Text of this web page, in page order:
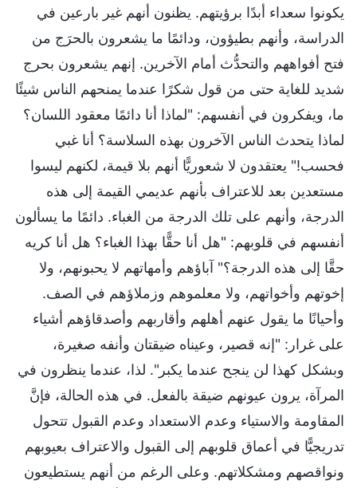
يكونوا سعداء أبدًا برؤيتهم. يظنون أنهم غير بارعين في
الدراسة، وأنهم بطيؤون، ودائمًا ما يشعرون بالحرَج من
فتح أفواههم والتحدُّث أمام الآخرين. إنهم يشعرون بحرج
شديد للغاية حتى من قول شكرًا عندما يمنحهم الناس شيئًا
ما، ويفكرون في أنفسهم: "لماذا أنا دائمًا معقود اللسان؟
لماذا يتحدث الناس الآخرون بهذه السلاسة؟ أنا غبي
فحسب!" يعتقدون لا شعوريًّا أنهم بلا قيمة، لكنهم ليسوا
مستعدين بعد للاعتراف بأنهم عديمي القيمة إلى هذه
الدرجة، وأنهم على تلك الدرجة من الغباء. دائمًا ما يسألون
أنفسهم في قلوبهم: "هل أنا حقًّا بهذا الغباء؟ هل أنا كريه
حقَّا إلى هذه الدرجة؟" آباؤهم وأمهاتهم لا يحبونهم، ولا
إخوتهم وأخواتهم، ولا معلموهم وزملاؤهم في الصف.
وأحيانًا ما يقول عنهم أهلهم وأقاربهم وأصدقاؤهم أشياء
على غرار: "إنه قصير، وعيناه ضيقتان وأنفه صغيرة،
وبشكل كهذا لن ينجح عندما يكبر". لذا، عندما ينظرون في
المرآة، يرون عيونهم ضيقة بالفعل. في هذه الحالة، فإنَّ
المقاومة والاستياء وعدم الاستعداد وعدم القبول تتحول
تدريجيًّا في أعماق قلوبهم إلى القبول والاعتراف بعيوبهم
ونواقصهم ومشكلاتهم. وعلى الرغم من أنهم يستطيعون